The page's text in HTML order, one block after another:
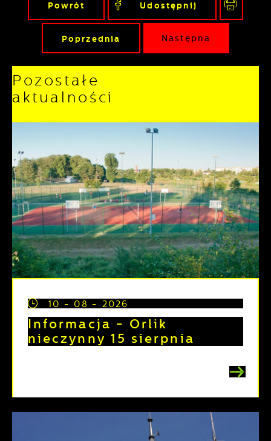
Powrót Udostępnij
Poprzednia Następna
Pozostałe
aktualności
10 - 08 - 2026
Informacja - Orlik
nieczynny 15 sierpnia